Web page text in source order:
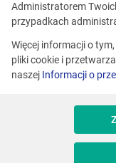
Różne lokalizacje
Erlang
Programowanie
Różne
Administratorem
przypadkach
Więcej informacji o
pliki cookie i
naszej Informacji o